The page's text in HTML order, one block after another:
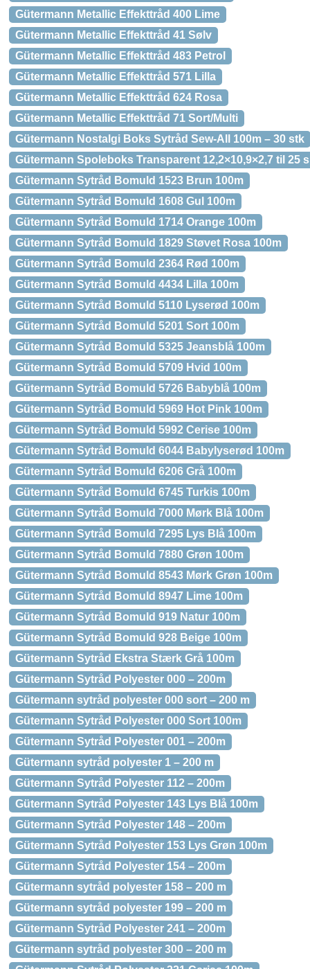
Gütermann Metallic Effekttråd 400 Lime
Gütermann Metallic Effekttråd 41 Sølv
Gütermann Metallic Effekttråd 483 Petrol
Gütermann Metallic Effekttråd 571 Lilla
Gütermann Metallic Effekttråd 624 Rosa
Gütermann Metallic Effekttråd 71 Sort/Multi
Gütermann Nostalgi Boks Sytråd Sew-All 100m – 30 stk
Gütermann Spoleboks Transparent 12,2×10,9×2,7 til 25
Gütermann Sytråd Bomuld 1523 Brun 100m
Gütermann Sytråd Bomuld 1608 Gul 100m
Gütermann Sytråd Bomuld 1714 Orange 100m
Gütermann Sytråd Bomuld 1829 Støvet Rosa 100m
Gütermann Sytråd Bomuld 2364 Rød 100m
Gütermann Sytråd Bomuld 4434 Lilla 100m
Gütermann Sytråd Bomuld 5110 Lyserød 100m
Gütermann Sytråd Bomuld 5201 Sort 100m
Gütermann Sytråd Bomuld 5325 Jeansblå 100m
Gütermann Sytråd Bomuld 5709 Hvid 100m
Gütermann Sytråd Bomuld 5726 Babyblå 100m
Gütermann Sytråd Bomuld 5969 Hot Pink 100m
Gütermann Sytråd Bomuld 5992 Cerise 100m
Gütermann Sytråd Bomuld 6044 Babylyserød 100m
Gütermann Sytråd Bomuld 6206 Grå 100m
Gütermann Sytråd Bomuld 6745 Turkis 100m
Gütermann Sytråd Bomuld 7000 Mørk Blå 100m
Gütermann Sytråd Bomuld 7295 Lys Blå 100m
Gütermann Sytråd Bomuld 7880 Grøn 100m
Gütermann Sytråd Bomuld 8543 Mørk Grøn 100m
Gütermann Sytråd Bomuld 8947 Lime 100m
Gütermann Sytråd Bomuld 919 Natur 100m
Gütermann Sytråd Bomuld 928 Beige 100m
Gütermann Sytråd Ekstra Stærk Grå 100m
Gütermann Sytråd Polyester 000 – 200m
Gütermann sytråd polyester 000 sort – 200 m
Gütermann Sytråd Polyester 000 Sort 100m
Gütermann Sytråd Polyester 001 – 200m
Gütermann sytråd polyester 1 – 200 m
Gütermann Sytråd Polyester 112 – 200m
Gütermann Sytråd Polyester 143 Lys Blå 100m
Gütermann Sytråd Polyester 148 – 200m
Gütermann Sytråd Polyester 153 Lys Grøn 100m
Gütermann Sytråd Polyester 154 – 200m
Gütermann sytråd polyester 158 – 200 m
Gütermann sytråd polyester 199 – 200 m
Gütermann Sytråd Polyester 241 – 200m
Gütermann sytråd polyester 300 – 200 m